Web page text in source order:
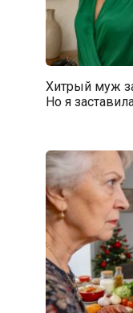
Хитрый муж
Но я